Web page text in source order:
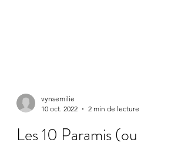
10 oct. 2022
2 min de lecture